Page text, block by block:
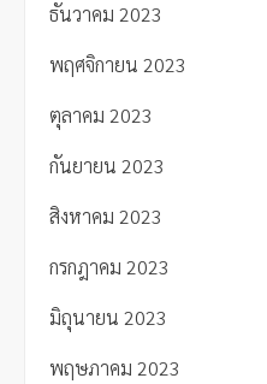
ธันวาคม 2023
พฤศจิกายน 2023
ตุลาคม 2023
กันยายน 2023
สิงหาคม 2023
กรกฎาคม 2023
มิถุนายน 2023
พฤษภาคม 2023